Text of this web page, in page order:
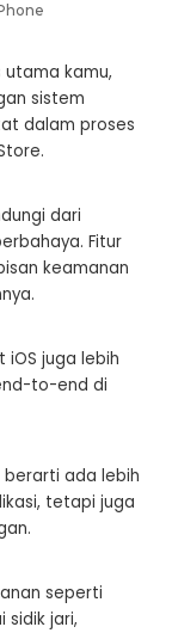
kamu,
sistem
dalam proses
dari
Fitur
keamanan
juga lebih
to-end di
berarti ada lebih
tetapi juga
seperti
sidik jari,